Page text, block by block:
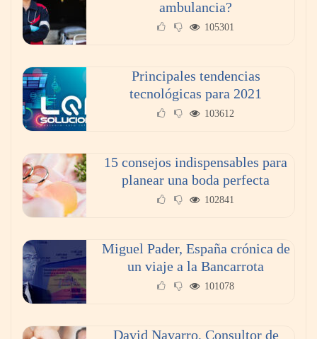
La cartera vencida hipotecaria aumenta al
doble de velocidad que la cartera sana en
Toro Tapas inaugura su Raw Bar: una
experiencia desde mediodía hasta el
anochecer con cocina abierta
ambulancia?
105301
Principales tendencias
tecnológicas para 2021
103612
15 consejos indispensables para
planear una boda perfecta
102841
Miguel Pader, España crónica de
un viaje a la Bancarrota
101078
David Navarro, Consultor de